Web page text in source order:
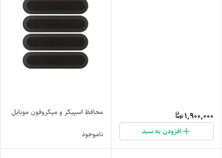
1,900,000
افزودن به سبد
محافظ اسپیکر و میکروفون موبایل
ناموجود